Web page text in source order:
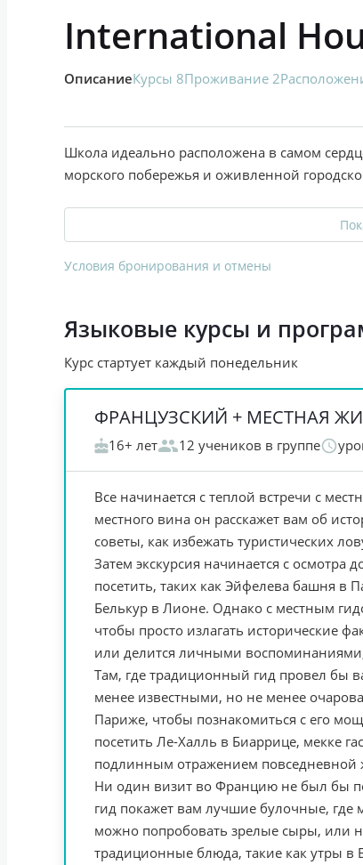
International
ОписаниеКурсы 8Проживание 2
Школа идеально расположена в самом
морского побережья и оживленной
Условия бронирования и отмены
Языковые курсы и
Курс стартует каждый понедельник
ФРАНЦУЗСКИЙ + МЕСТНАЯ
16+ лет 12 учеников в группе
Все начинается с теплой встречи с
местного вина он расскажет вам об
советы, как избежать туристических
Затем экскурсия начинается с осмотра
посетить, таких как Эйфелева башня
Белькур в Лионе. Однако с местным
чтобы просто излагать исторические
или делится личными
Там, где традиционный гид провел бы
менее известными, но не менее
Париже, чтобы познакомиться с его
посетить Ле-Халль в Биаррице, мекке
подлинным отражением повседневной
Ни один визит во Францию не был бы
гид покажет вам лучшие булочные, где
можно попробовать зрелые сыры, или
традиционные блюда, такие как утры